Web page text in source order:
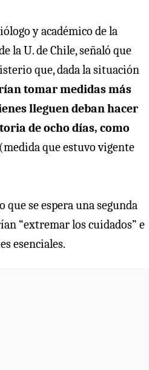
y académico de la
la U. de Chile, señaló que
que, dada la situación
tomar medidas más
lleguen deban hacer
de ocho días, como
(medida que estuvo vigente
se espera una segunda
“extremar los cuidados” e
esenciales.